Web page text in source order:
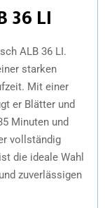
36 LI
ALB 36 LI.
starken
Mit einer
er Blätter und
Minuten und
vollständig
die ideale Wahl
zuverlässigen